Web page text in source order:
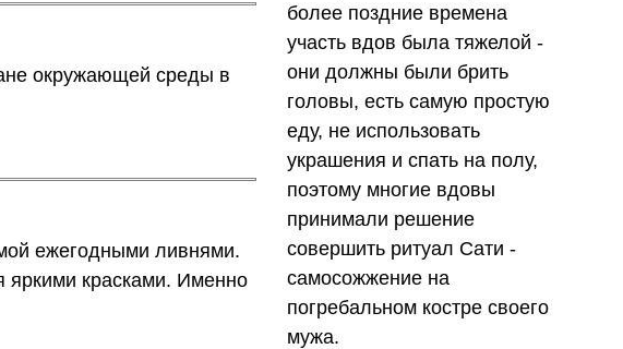
окружающей среды в
ежегодными ливнями.
яркими красками. Именно
более поздние времена
участь вдов была тяжелой -
они должны были брить
головы, есть самую простую
еду, не использовать
украшения и спать на полу,
поэтому многие вдовы
принимали решение
совершить ритуал Сати -
самосожжение на
погребальном костре своего
мужа.